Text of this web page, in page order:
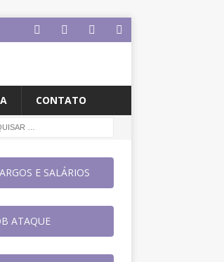
CONTATO
E SALÁRIOS
ATAQUE